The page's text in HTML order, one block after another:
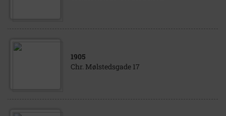
1905
Chr. Mølstedsgade 17